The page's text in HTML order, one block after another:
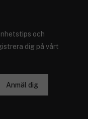
och
dig på vårt
Anmäl dig